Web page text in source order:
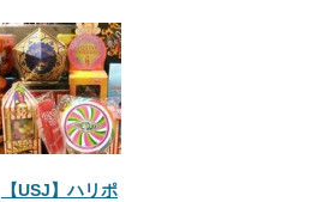
【USJ】ハリポ